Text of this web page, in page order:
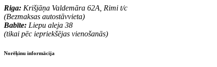
Riga: Krišjāņa Valdemāra 62A, Rimi t/c
(Bezmaksas autostāvvieta)
Babīte: Liepu aleja 38
(tikai pēc iepriekšējas vienošanās)
Norēķinu informācija